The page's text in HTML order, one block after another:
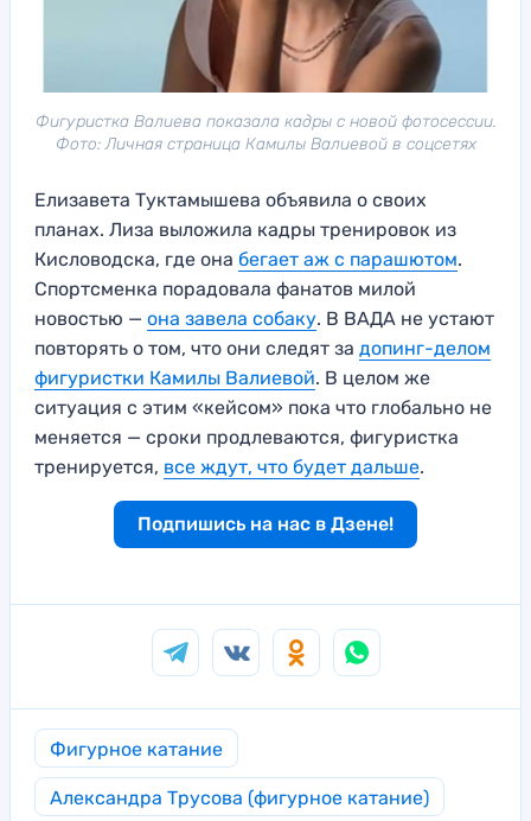
Фигуристка Валиева показала кадры с новой фотосессии.
Фото: Личная страница Камилы Валиевой в соцсетях
Елизавета Туктамышева объявила о своих
планах. Лиза выложила кадры тренировок из
Кисловодска, где она бегает аж с парашютом.
Спортсменка порадовала фанатов милой
новостью — она завела собаку. В ВАДА не устают
повторять о том, что они следят за допинг-делом
фигуристки Камилы Валиевой. В целом же
ситуация с этим «кейсом» пока что глобально не
меняется — сроки продлеваются, фигуристка
тренируется, все ждут, что будет дальше.
Подпишись на нас в Дзене!
Фигурное катание
Александра Трусова (фигурное катание)